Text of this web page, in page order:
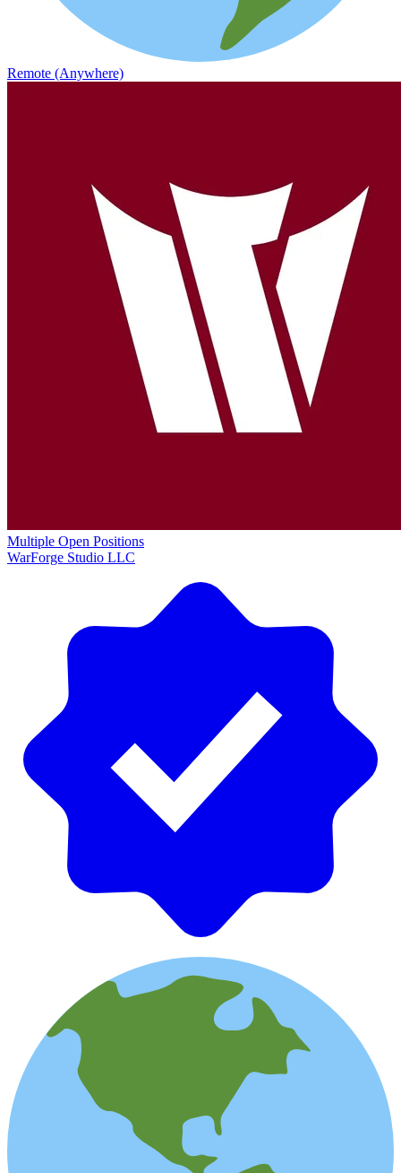
Remote (Anywhere)
Multiple Open Positions
WarForge Studio LLC